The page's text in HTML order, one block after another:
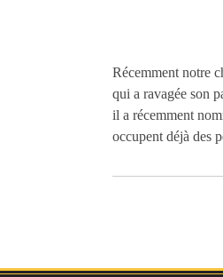
Récemment notre
qui a ravagée son
il a récemment
occupent déjà des